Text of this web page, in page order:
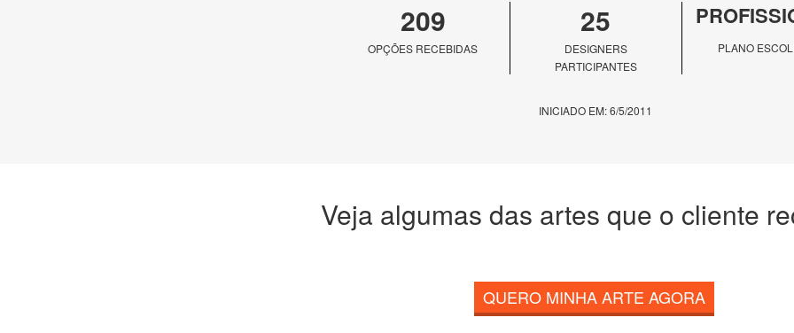
209
OPÇÕES RECEBIDAS
25
DESIGNERS
PARTICIPANTES
PLANO
INICIADO EM: 6/5/2011
Veja algumas das artes que o cliente
QUERO MINHA ARTE AGORA